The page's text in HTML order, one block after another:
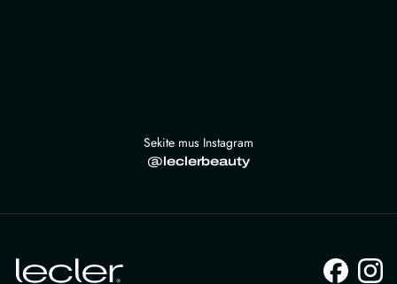
Sekite mus Instagram
@leclerbeauty